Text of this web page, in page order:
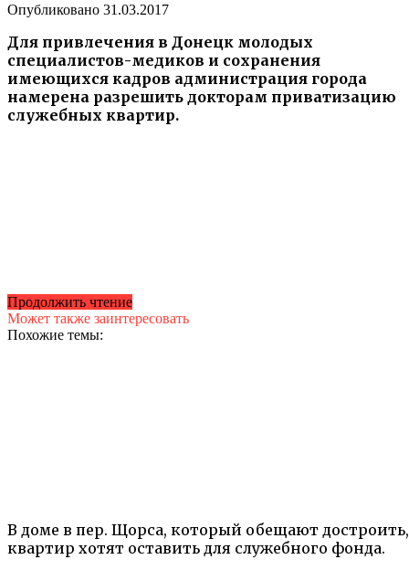
Опубликовано 31.03.2017
Для привлечения в Донецк молодых
специалистов-медиков и сохранения
имеющихся кадров администрация города
намерена разрешить докторам приватизацию
служебных квартир.
В доме в пер. Щорса, который обещают
квартир хотят оставить для служебного фонда.
Продолжить чтение
Может также заинтересовать
Похожие темы: